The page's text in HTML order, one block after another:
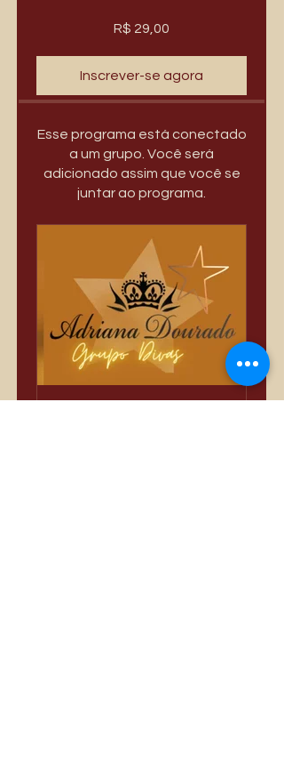
R$ 29,00
Inscrever-se agora
Esse programa está conectado
a um grupo. Você será
adicionado assim que você se
juntar ao programa.